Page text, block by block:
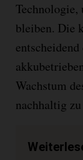
bleiben. Die
Wachstum
nachhaltig